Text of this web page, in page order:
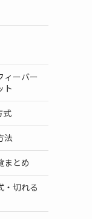
ィーバー
ト
式
法
まとめ
・切れる